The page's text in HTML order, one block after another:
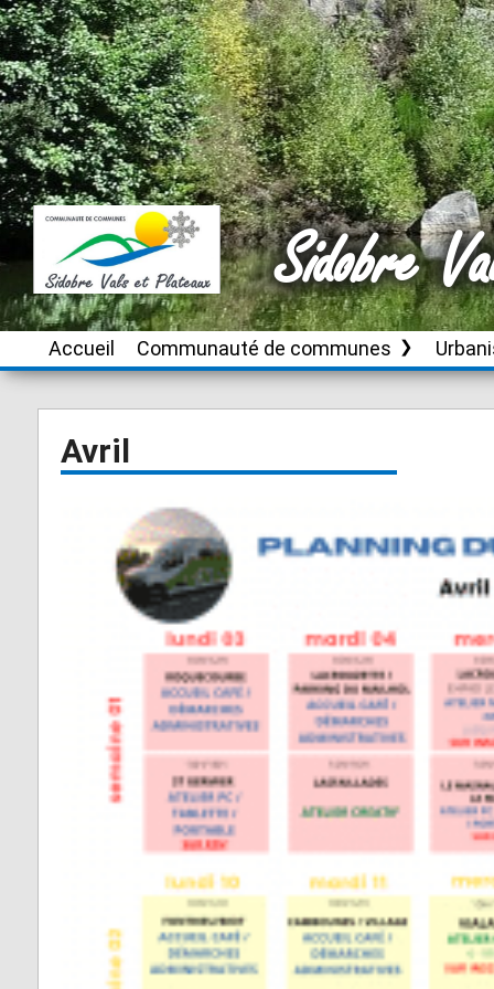
Sidobre
Accueil Communauté de communes
Le territoire Brassac
Cambounès
Lacrouzette
Lasfaillades
Le Bez
Le Masnau-
Montfa
Roquecourbe
Saint-Germier
Saint-Jean de
Saint-Pierre de
Saint-Salvy de
Appels d’offres
Zones
Avril